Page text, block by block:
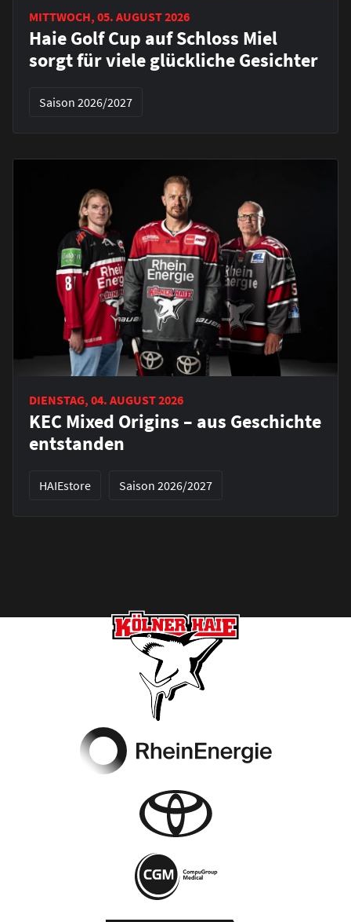
MITTWOCH, 05. AUGUST 2026
Haie Golf Cup auf Schloss Miel
sorgt für viele glückliche Gesichter
Saison 2026/2027
DIENSTAG, 04. AUGUST 2026
KEC Mixed Origins – aus Geschichte
entstanden
HAIEstore Saison 2026/2027